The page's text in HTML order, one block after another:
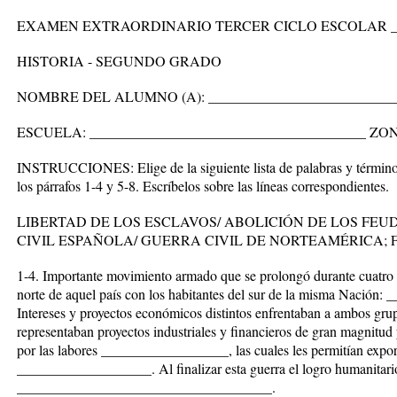
EXAMEN EXTRAORDINARIO TERCER CICLO ESCOLAR
HISTORIA - SEGUNDO GRADO
NOMBRE DEL ALUMNO (A):
ESCUELA: _______________________________________
INSTRUCCIONES: Elige de la siguiente lista de palabras y
los párrafos 1-4 y 5-8. Escríbelos sobre las líneas correspondientes.
LIBERTAD DE LOS ESCLAVOS/ ABOLICIÓN DE LOS
CIVIL ESPAÑOLA/ GUERRA CIVIL DE NORTEAMÉRICA;
1-4. Importante movimiento armado que se prolongó durante
norte de aquel país con los habitantes del sur de la misma Nación:
Intereses y proyectos económicos distintos enfrentaban a ambos
representaban proyectos industriales y financieros de gran
por las labores __________________, las cuales les permitían
___________________. Al finalizar esta guerra el logro
____________________________________.